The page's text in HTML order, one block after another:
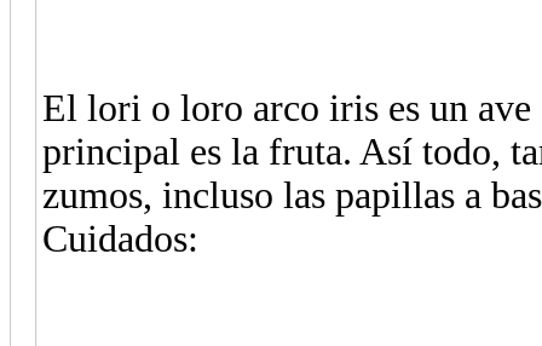
El lori o loro arco iris es un
principal es la fruta. Así todo,
zumos, incluso las papillas a
Cuidados: